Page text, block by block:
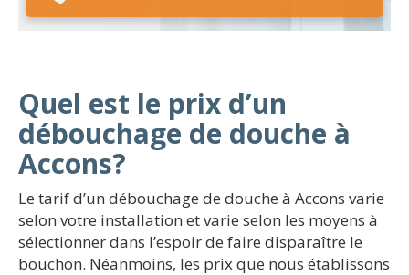
Quel est le prix d’un
débouchage de douche à
Accons?
Le tarif d’un débouchage de douche à Accons varie
selon votre installation et varie selon les moyens à
sélectionner dans l’espoir de faire disparaître le
bouchon. Néanmoins, les prix que nous établissons